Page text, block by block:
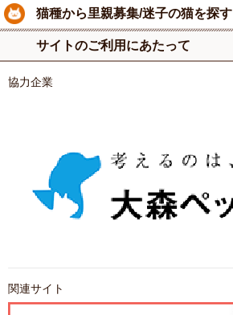
猫種から里親募集/迷子の猫を探す
サイトのご利用にあたって
協力企業
関連サイト